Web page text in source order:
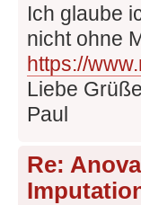
Ich glaube
nicht ohne
https://
Liebe
Paul
Re: